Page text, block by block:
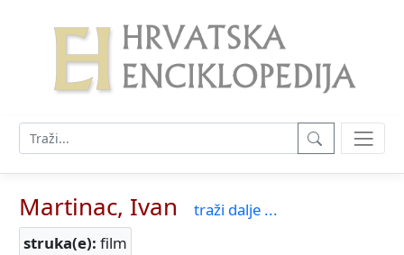
Martinac, Ivan
traži dalje ...
struka(e): film